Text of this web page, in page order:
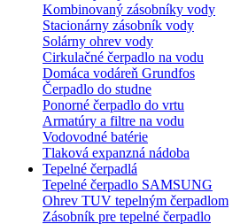
Kombinovaný zásobníky vody
Stacionárny zásobník vody
Solárny ohrev vody
Cirkulačné čerpadlo na vodu
Domáca vodáreň Grundfos
Čerpadlo do studne
Ponorné čerpadlo do vrtu
Armatúry a filtre na vodu
Vodovodné batérie
Tlaková expanzná nádoba
Tepelné čerpadlá
Tepelné čerpadlo SAMSUNG
Ohrev TUV tepelným čerpadlom
Zásobník pre tepelné čerpadlo